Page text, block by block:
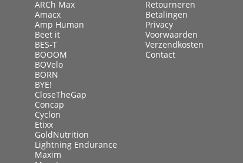
ARCh Max
Amacx
Amp Human
Beet it
BES-T
BOOOM
BOVelo
BORN
BYE!
CloseTheGap
Concap
Cyclon
Etixx
GoldNutrition
Lightning Endurance
Maxim
Retourneren
Betalingen
Privacy
Voorwaarden
Verzendkosten
Contact